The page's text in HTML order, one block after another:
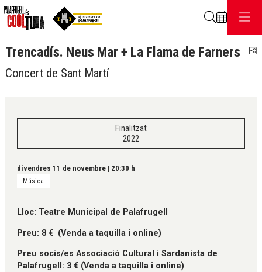
Trencadís. Neus Mar + La Flama de Farners
Concert de Sant Martí
Finalitzat
2022
divendres 11 de novembre | 20:30 h
Música
Lloc: Teatre Municipal de Palafrugell
Preu: 8 € (Venda a taquilla i online)
Preu socis/es Associació Cultural i Sardanista de
Palafrugell: 3 € (Venda a taquilla i online)